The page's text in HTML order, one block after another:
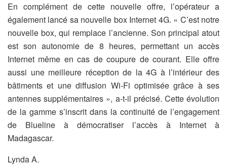
En complément de cette nouvelle offre, l’opérateur a
également lancé sa nouvelle box Internet 4G. « C’est notre
nouvelle box, qui remplace l’ancienne. Son principal atout
est son autonomie de 8 heures, permettant un accès
Internet même en cas de coupure de courant. Elle offre
aussi une meilleure réception de la 4G à l’intérieur des
bâtiments et une diffusion Wi-Fi optimisée grâce à ses
antennes supplémentaires », a-t-il précisé. Cette évolution
de la gamme s’inscrit dans la continuité de l’engagement
de Blueline à démocratiser l’accès à Internet à
Madagascar.
Lynda A.